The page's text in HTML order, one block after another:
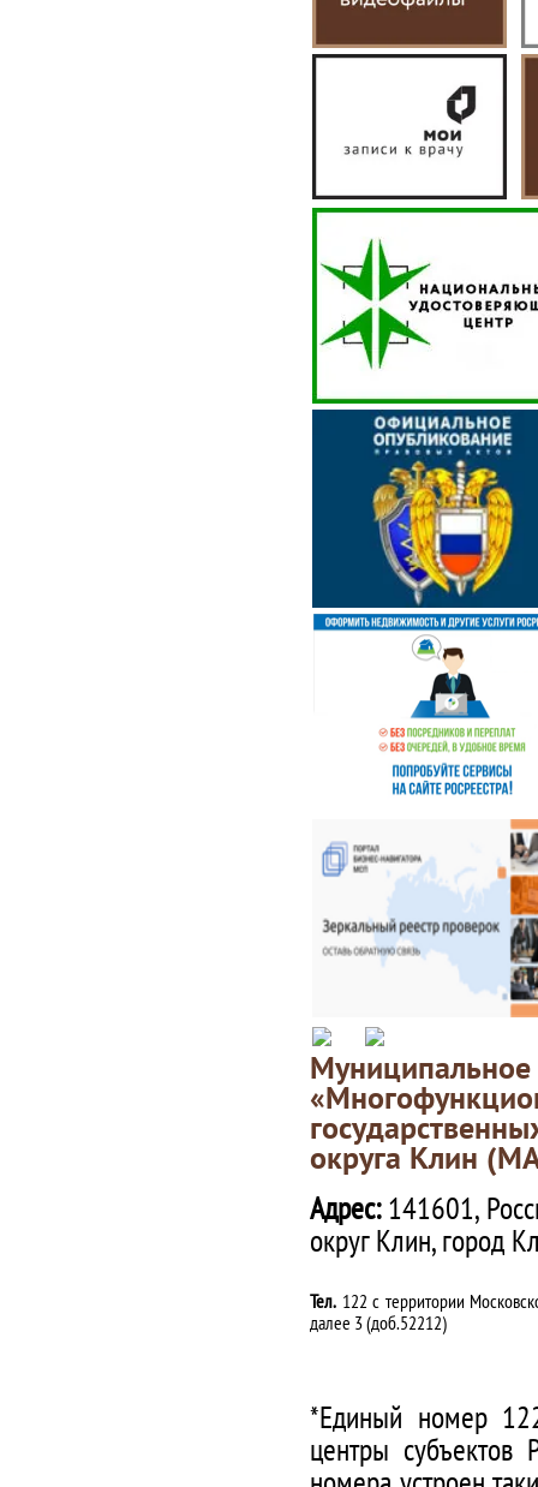
округа Клин
Адрес:141601,
округ Клин, город
Тел. 122 с территории
далее 3 (доб.52212)
*Единый номер
центры субъектов